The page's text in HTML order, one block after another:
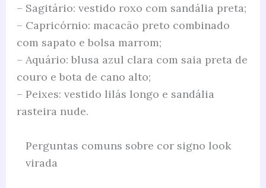
– Sagitário: vestido roxo com sandália preta;
– Capricórnio: macacão preto combinado
com sapato e bolsa marrom;
– Aquário: blusa azul clara com saia preta de
couro e bota de cano alto;
– Peixes: vestido lilás longo e sandália
rasteira nude.
Perguntas comuns sobre cor signo look
virada